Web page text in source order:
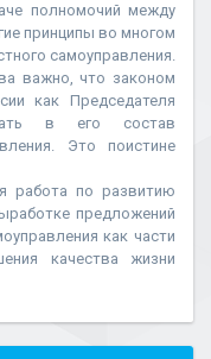
полномочий между
принципы во многом
самоуправления.
важно, что законом
как Председателя
в его состав
Это поистине
работа по развитию
предложений
как части
качества жизни